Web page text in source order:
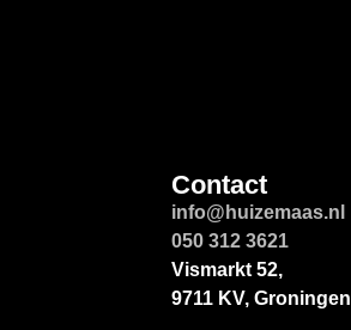
Contact
info@huizemaas.nl
050 312 3621
Vismarkt 52,
9711 KV, Groningen